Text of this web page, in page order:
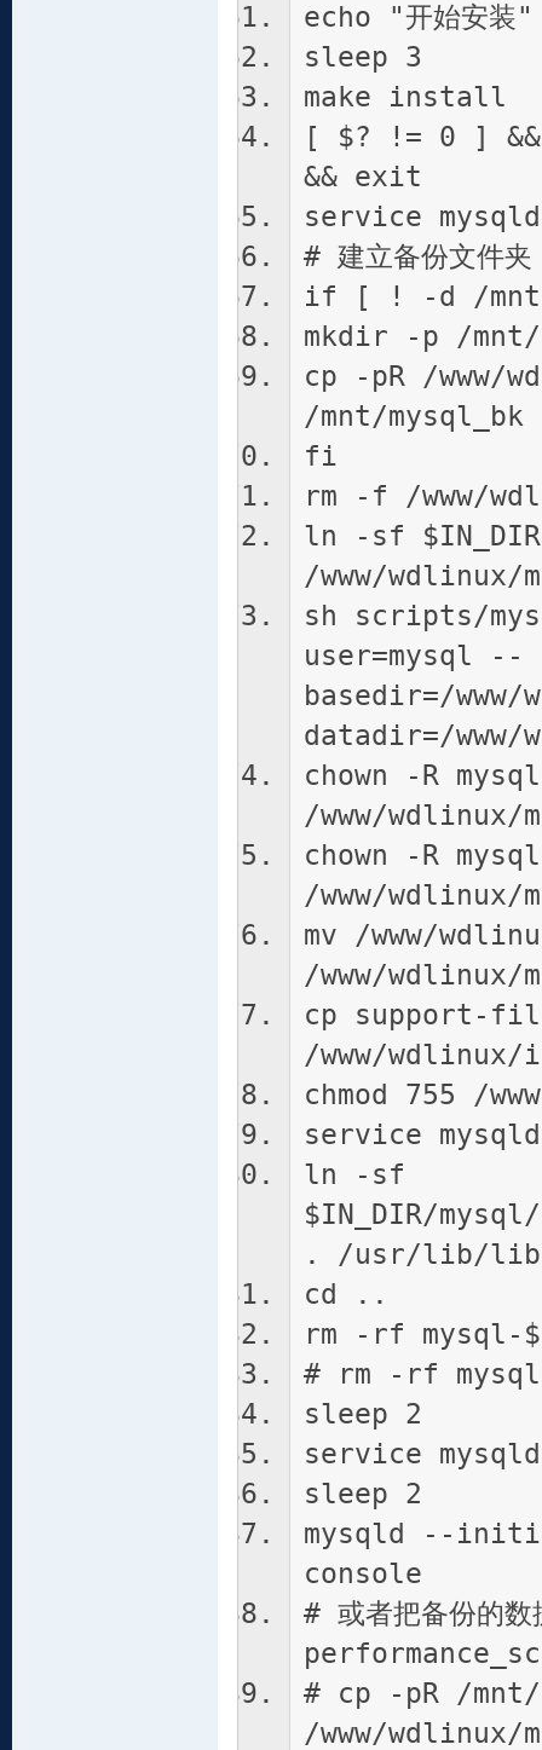
echo "开始安装"
sleep 3
make install
[ $? != 0 ]
&& exit
service
# 建立备份文件夹
if [ ! -d /mnt/
mkdir -p /mnt/
cp -pR /www/
/mnt/mysql_bk
fi
rm -f /www/
ln -sf $IN_DIR/
/www/wdlinux/
sh scripts/
user=mysql --
basedir=/
datadir=/www/
chown -R
/www/wdlinux/
chown -R
/www/wdlinux/
mv /www/
/www/wdlinux/
cp support-
/www/
chmod 755 /
service
ln -sf
$IN_DIR/
. /usr/lib/
cd ..
rm -rf mysql-
# rm -rf
sleep 2
service
sleep 2
mysqld --
console
# 或者把备份的数
# cp -pR /mnt/
/www/